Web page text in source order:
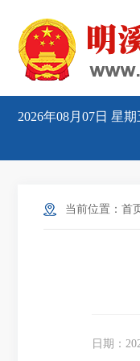
2026年08月07日 星期
当前位置： 首
日期：